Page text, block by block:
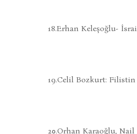
18.Erhan Keleşoğlu-
19.Celil Bozkurt:
20.Orhan Karaoğlu,